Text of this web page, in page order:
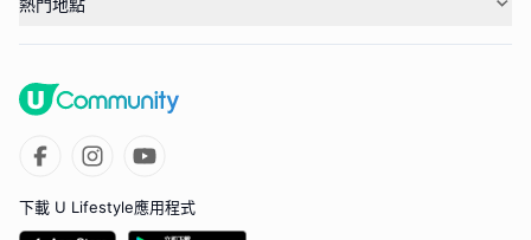
下載 U Lifestyle應用程式